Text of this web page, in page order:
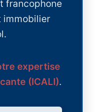
francophone
immobilier
expertise
(ICALI).